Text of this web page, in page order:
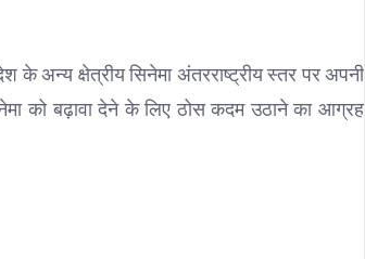
के अन्य क्षेत्रीय सिनेमा अंतरराष्ट्रीय स्तर पर अपनी
को बढ़ावा देने के लिए ठोस कदम उठाने का आग्रह